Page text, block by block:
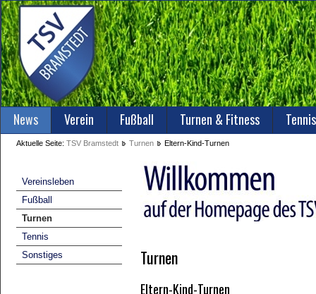
News Verein Fußball Turnen & Fitness Tennis
Aktuelle Seite: TSV Bramstedt Turnen Eltern-Kind-Turnen
Vereinsleben
Fußball
Turnen
Tennis
Sonstiges
Turnen
Eltern-Kind-Turnen